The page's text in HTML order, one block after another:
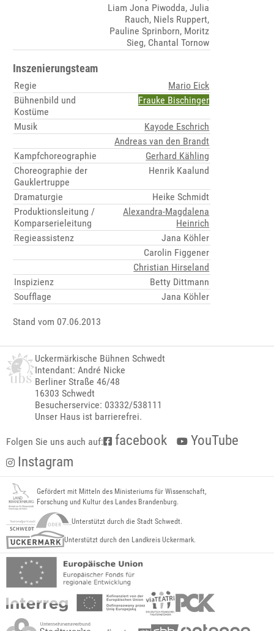
Liam Jona Piwodda, Julia
Rauch, Niels Ruppert,
Pauline Sprinborn, Moritz
Sieg, Chantal Tornow
Inszenierungsteam
Regie
Mario Eick
Bühnenbild und
Kostüme
Frauke Bischinger
Musik
Kayode Eschrich
Andreas van den Brandt
Kampfchoreographie
Gerhard Kähling
Choreographie der
Gauklertruppe
Henrik Kaalund
Dramaturgie
Heike Schmidt
Produktionsleitung /
Komparserieleitung
Alexandra-Magdalena
Heinrich
Regieassistenz
Jana Köhler
Carolin Figgener
Christian Hirseland
Inspizienz
Betty Dittmann
Soufflage
Jana Köhler
Stand vom 07.06.2013
Uckermärkische Bühnen Schwedt
Intendant: André Nicke
Berliner Straße 46/48
16303 Schwedt
Besucherservice: 03332/538111
Unser Haus ist barrierefrei.
Folgen Sie uns auch auf: facebook
YouTube
Instagram
Gefördert mit Mitteln des Ministeriums für Wissenschaft,
Forschung und Kultur des Landes Brandenburg.
Unterstützt durch die Stadt Schwedt.
Unterstützt durch den Landkreis Uckermark.